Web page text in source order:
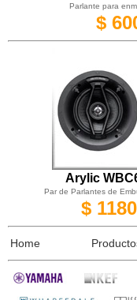
Parlante para
$
Arylic
Par de Parlantes de
$
Home